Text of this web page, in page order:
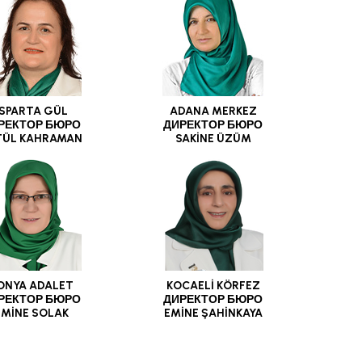
GÜL
БЮРО
KAHRAMAN
ADANA MERKEZ
ДИРЕКТОР БЮРО
SAKİNE ÜZÜM
ADALET
БЮРО
SOLAK
KOCAELİ KÖRFEZ
ДИРЕКТОР БЮРО
EMİNE ŞAHİNKAYA